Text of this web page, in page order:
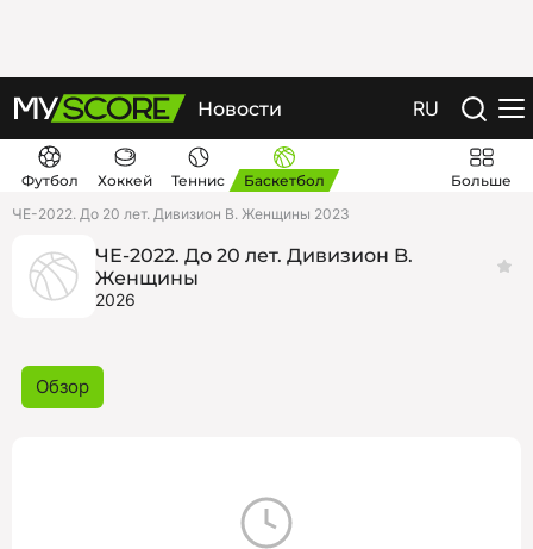
Новости RU
Футбол Хоккей Теннис Баскетбол
Больше
ЧЕ-2022. До 20 лет. Дивизион B. Женщины 2023
ЧЕ-2022. До 20 лет. Дивизион B.
Женщины
2026
Обзор